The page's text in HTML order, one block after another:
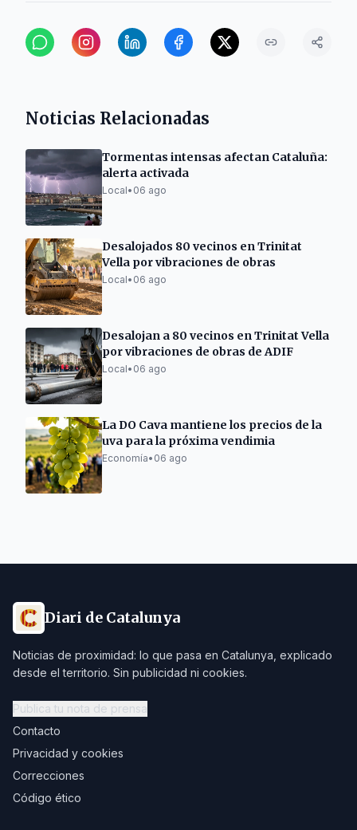
Noticias Relacionadas
Tormentas intensas afectan Cataluña:
alerta activada
Local• 06 ago
Desalojados 80 vecinos en Trinitat
Vella por vibraciones de obras
Local• 06 ago
Desalojan a 80 vecinos en Trinitat Vella
por vibraciones de obras de ADIF
Local• 06 ago
La DO Cava mantiene los precios de la
uva para la próxima vendimia
Economía• 06 ago
Diari de Catalunya
Noticias de proximidad: lo que pasa en Catalunya, explicado
desde el territorio. Sin publicidad ni cookies.
Publica tu nota de prensa
Contacto
Privacidad y cookies
Correcciones
Código ético